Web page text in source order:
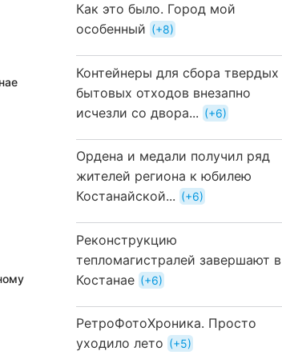
Как это было. Город мой
особенный
+8
Контейнеры для сбора твердых
бытовых отходов внезапно
исчезли со двора...
+6
Ордена и медали получил ряд
жителей региона к юбилею
Костанайской...
+6
Реконструкцию
тепломагистралей завершают в
Костанае
+6
РетроФотоХроника. Просто
уходило лето
+5